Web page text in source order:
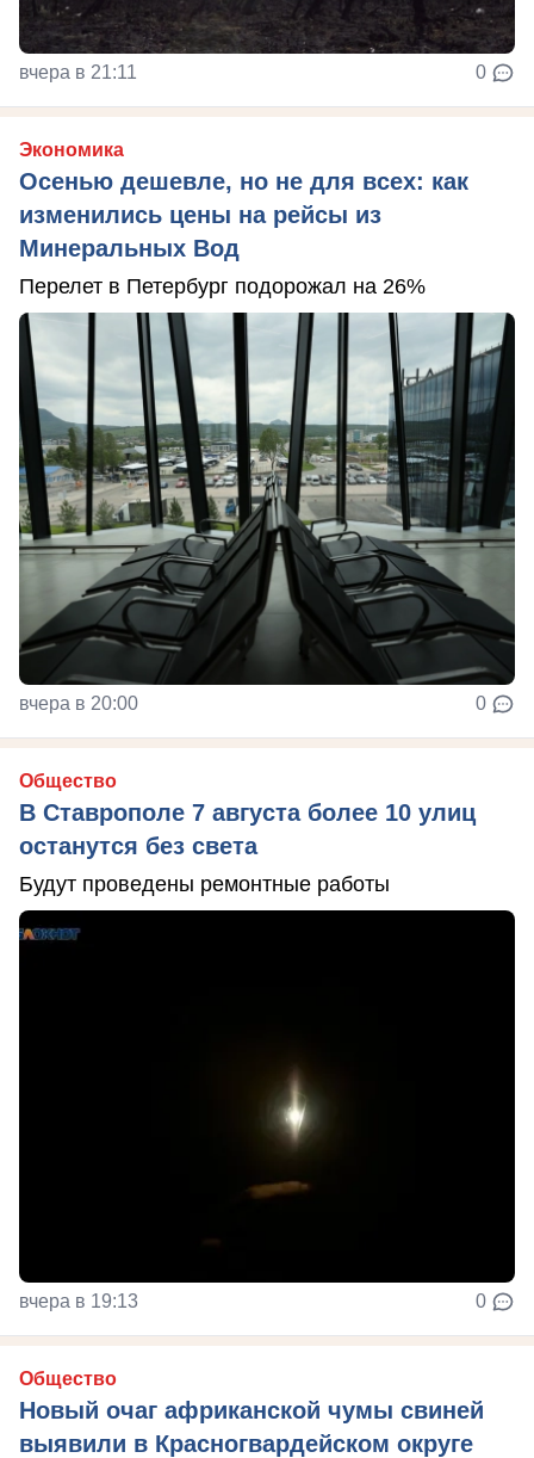
вчера в 21:11 0
Экономика
Осенью дешевле, но не для всех: как
изменились цены на рейсы из
Минеральных Вод
Перелет в Петербург подорожал на 26%
вчера в 20:00 0
Общество
В Ставрополе 7 августа более 10 улиц
останутся без света
Будут проведены ремонтные работы
вчера в 19:13 0
Общество
Новый очаг африканской чумы свиней
выявили в Красногвардейском округе